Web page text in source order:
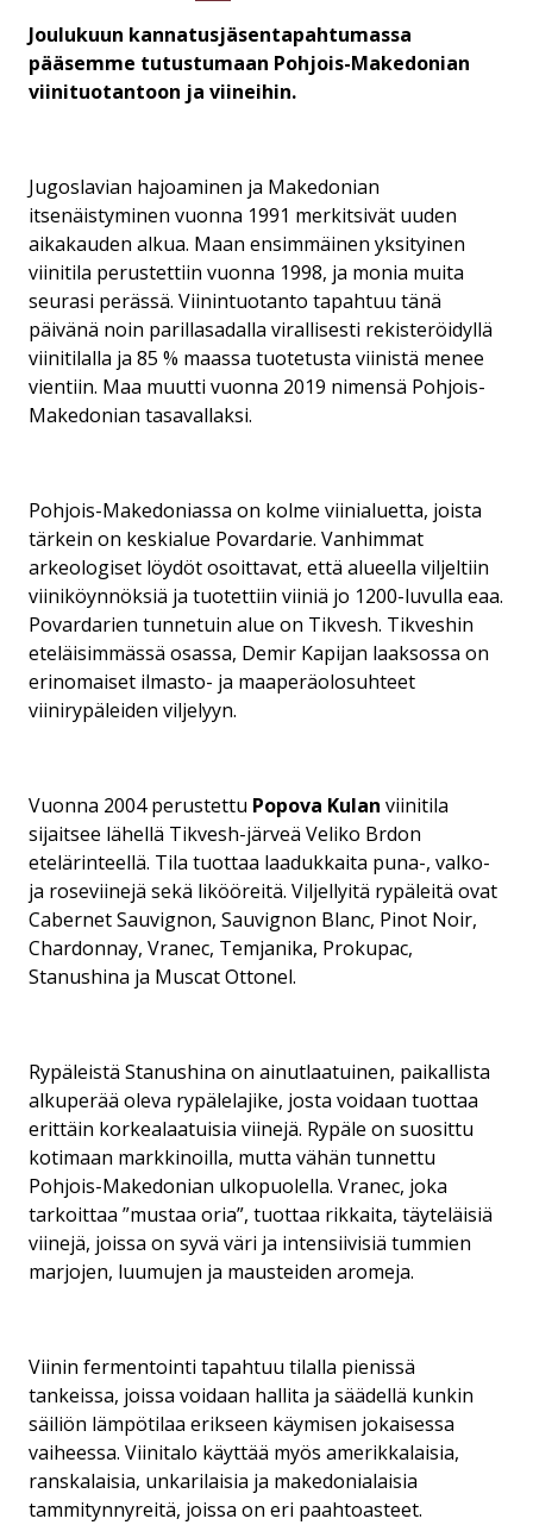
Joulukuun kannatusjäsentapahtumassa
pääsemme tutustumaan Pohjois-Makedonian
viinituotantoon ja viineihin.
Jugoslavian hajoaminen ja Makedonian
itsenäistyminen vuonna 1991 merkitsivät uuden
aikakauden alkua. Maan ensimmäinen yksityinen
viinitila perustettiin vuonna 1998, ja monia muita
seurasi perässä. Viinintuotanto tapahtuu tänä
päivänä noin parillasadalla virallisesti rekisteröidyllä
viinitilalla ja 85 % maassa tuotetusta viinistä menee
vientiin. Maa muutti vuonna 2019 nimensä Pohjois-
Makedonian tasavallaksi.
Pohjois-Makedoniassa on kolme viinialuetta, joista
tärkein on keskialue Povardarie. Vanhimmat
arkeologiset löydöt osoittavat, että alueella viljeltiin
viiniköynnöksiä ja tuotettiin viiniä jo 1200-luvulla eaa.
Povardarien tunnetuin alue on Tikvesh. Tikveshin
eteläisimmässä osassa, Demir Kapijan laaksossa on
erinomaiset ilmasto- ja maaperäolosuhteet
viinirypäleiden viljelyyn.
Vuonna 2004 perustettu Popova Kulan viinitila
sijaitsee lähellä Tikvesh-järveä Veliko Brdon
etelärinteellä. Tila tuottaa laadukkaita puna-, valko-
ja roseviinejä sekä likööreitä. Viljellyitä rypäleitä ovat
Cabernet Sauvignon, Sauvignon Blanc, Pinot Noir,
Chardonnay, Vranec, Temjanika, Prokupac,
Stanushina ja Muscat Ottonel.
Rypäleistä Stanushina on ainutlaatuinen, paikallista
alkuperää oleva rypälelajike, josta voidaan tuottaa
erittäin korkealaatuisia viinejä. Rypäle on suosittu
kotimaan markkinoilla, mutta vähän tunnettu
Pohjois-Makedonian ulkopuolella. Vranec, joka
tarkoittaa ”mustaa oria”, tuottaa rikkaita, täyteläisiä
viinejä, joissa on syvä väri ja intensiivisiä tummien
marjojen, luumujen ja mausteiden aromeja.
Viinin fermentointi tapahtuu tilalla pienissä
tankeissa, joissa voidaan hallita ja säädellä kunkin
säiliön lämpötilaa erikseen käymisen jokaisessa
vaiheessa. Viinitalo käyttää myös amerikkalaisia,
ranskalaisia, unkarilaisia ja makedonialaisia
tammitynnyreitä, joissa on eri paahtoasteet.